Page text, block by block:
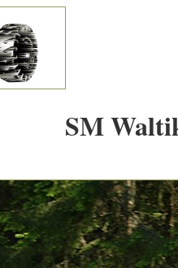
SM